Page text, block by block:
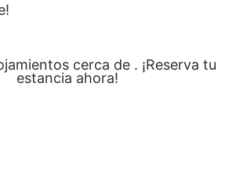
cerca de . ¡Reserva tu
estancia ahora!